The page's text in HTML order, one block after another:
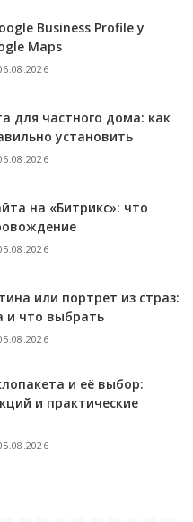
Business Profile у
Maps
для частного дома: как
установить
на «Битрикс»: что
или портрет из страз:
и что выбрать
и её выбор:
и практические